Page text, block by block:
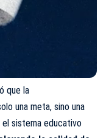
que la
una meta, sino una
sistema educativo